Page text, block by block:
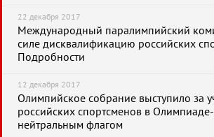
22 декабря 2017
Международный паралимпийский
силе дисквалификацию российских
Подробности
12 декабря 2017
Олимпийское собрание выступило за
российских спортсменов в
нейтральным флагом